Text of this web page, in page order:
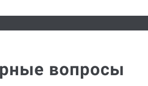
вопросы